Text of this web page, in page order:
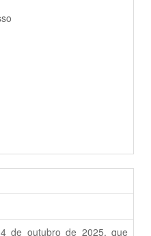
de outubro de 2025, que